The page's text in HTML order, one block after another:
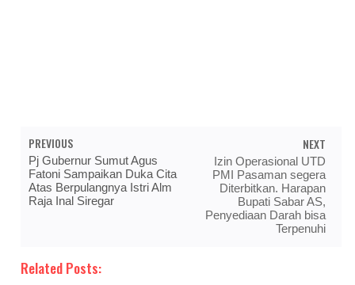
PREVIOUS
Pj Gubernur Sumut Agus
Fatoni Sampaikan Duka Cita
Atas Berpulangnya Istri Alm
Raja Inal Siregar
NEXT
Izin Operasional UTD
PMI Pasaman segera
Diterbitkan. Harapan
Bupati Sabar AS,
Penyediaan Darah bisa
Terpenuhi
Related Posts: